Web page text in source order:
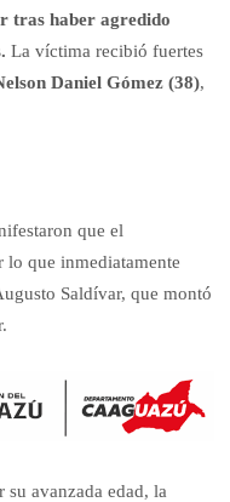
tras haber agredido
La víctima recibió fuertes
Daniel Gómez (38),
que el
lo que inmediatamente
Saldívar, que montó
su avanzada edad, la